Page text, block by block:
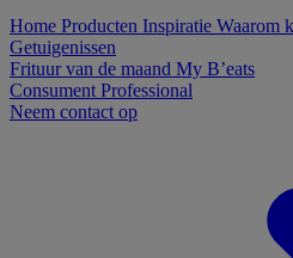
Home Producten Inspiratie Waarom
Getuigenissen
Frituur van de maand My B’eats
Consument Professional
Neem contact op